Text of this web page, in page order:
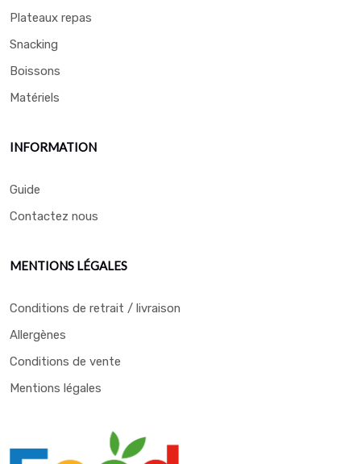
Plateaux repas
Snacking
Boissons
Matériels
INFORMATION
Guide
Contactez nous
MENTIONS LÉGALES
Conditions de retrait / livraison
Allergènes
Conditions de vente
Mentions légales